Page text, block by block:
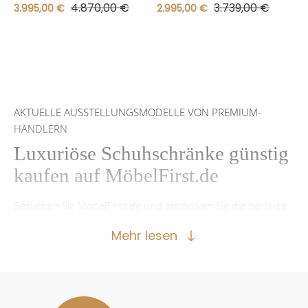
3.995,00 € 4.870,00 € 2.995,00 € 3.739,00 €
AKTUELLE AUSSTELLUNGSMODELLE VON PREMIUM-
HÄNDLERN
Luxuriöse Schuhschränke günstig
kaufen auf MöbelFirst.de
Organisation und Aufbewahrung Ihrer Schuhe geht, ist ein
gestalten. Egal, ob Sie einen schmalen Schuhschrank, einen
Mehr lesen